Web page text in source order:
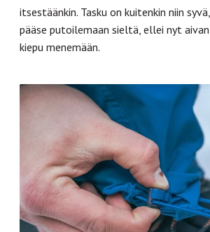
itsestäänkin. Tasku on kuitenkin niin
pääse putoilemaan sieltä, ellei nyt
kiepu menemään.